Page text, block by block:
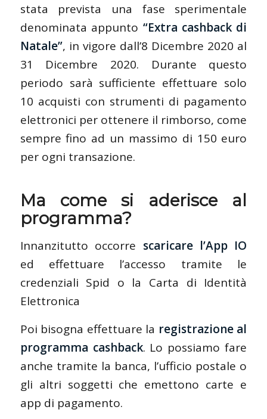
stata prevista una fase sperimentale
denominata appunto “Extra cashback di
Natale”, in vigore dall’8 Dicembre 2020 al
31 Dicembre 2020. Durante questo
periodo sarà sufficiente effettuare solo
10 acquisti con strumenti di pagamento
elettronici per ottenere il rimborso, come
sempre fino ad un massimo di 150 euro
per ogni transazione.
Ma come si aderisce al
programma?
Innanzitutto occorre scaricare l’App IO
ed effettuare l’accesso tramite le
credenziali Spid o la Carta di Identità
Elettronica
Poi bisogna effettuare la registrazione al
programma cashback. Lo possiamo fare
anche tramite la banca, l’ufficio postale o
gli altri soggetti che emettono carte e
app di pagamento.